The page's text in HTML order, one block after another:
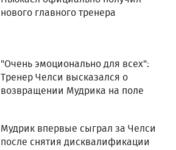
нового главного тренера
"Очень эмоционально для всех":
Тренер Челси высказался о
возвращении Мудрика на поле
Мудрик впервые сыграл за Челси
после снятия дисквалификации